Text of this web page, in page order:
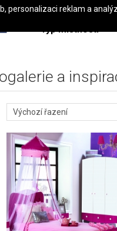
Typ místnosti
a
personalizaci reklam a